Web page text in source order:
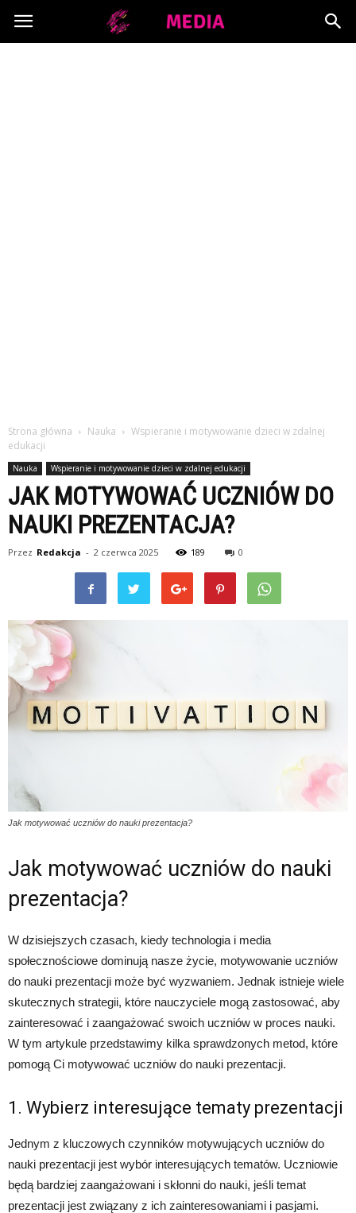
Copymedia.pl
Strona główna Nauka
Wspieranie i motywowanie dzieci w zdalnej
edukacji
Nauka Wspieranie i motywowanie dzieci w zdalnej edukacji
JAK MOTYWOWAĆ UCZNIÓW DO
NAUKI PREZENTACJA?
Przez Redakcja - 2 czerwca 2025 189 0
Jak motywować uczniów do nauki prezentacja?
Jak motywować uczniów do nauki
prezentacja?
W dzisiejszych czasach, kiedy technologia i media
społecznościowe dominują nasze życie, motywowanie uczniów
do nauki prezentacji może być wyzwaniem. Jednak istnieje wiele
skutecznych strategii, które nauczyciele mogą zastosować, aby
zainteresować i zaangażować swoich uczniów w proces nauki.
W tym artykule przedstawimy kilka sprawdzonych metod, które
pomogą Ci motywować uczniów do nauki prezentacji.
1. Wybierz interesujące tematy prezentacji
Jednym z kluczowych czynników motywujących uczniów do
nauki prezentacji jest wybór interesujących tematów. Uczniowie
będą bardziej zaangażowani i skłonni do nauki, jeśli temat
prezentacji jest związany z ich zainteresowaniami i pasjami.